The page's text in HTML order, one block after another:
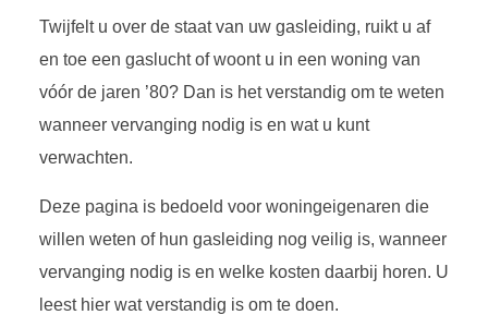
Twijfelt u over de staat van uw gasleiding, ruikt u af
en toe een gaslucht of woont u in een woning van
vóór de jaren ’80? Dan is het verstandig om te weten
wanneer vervanging nodig is en wat u kunt
verwachten.
Deze pagina is bedoeld voor woningeigenaren die
willen weten of hun gasleiding nog veilig is, wanneer
vervanging nodig is en welke kosten daarbij horen. U
leest hier wat verstandig is om te doen.